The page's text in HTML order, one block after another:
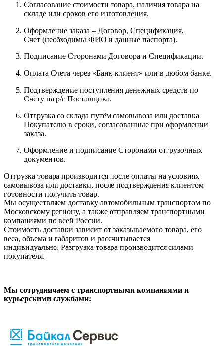
Согласование стоимости товара, наличия товара на
складе или сроков его изготовления.
Оформление заказа – Договор, Спецификация,
Счет (необходимы ФИО и данные паспорта).
Подписание Сторонами Договора и Спецификации.
Оплата Счета через «Банк-клиент» или в любом банке.
Подтверждение поступления денежных средств по
Счету на р/с Поставщика.
Отгрузка со склада путём самовывоза или доставка
Покупателю в сроки, согласованные при оформлении
заказа.
Оформление и подписание Сторонами отгрузочных
документов.
Отгрузка товара производится после оплаты на условиях
самовывоза или доставки, после подтверждения клиентом
готовности получить товар.
Мы осуществляем доставку автомобильным транспортом по
Московскому региону, а также отправляем транспортными
компаниями по всей России.
Стоимость доставки зависит от заказываемого товара, его
веса, объема и габаритов и рассчитывается
индивидуально. Разгрузка товара производится силами
покупателя.
Мы сотрудничаем с транспортными компаниями и
курьерскими службами: